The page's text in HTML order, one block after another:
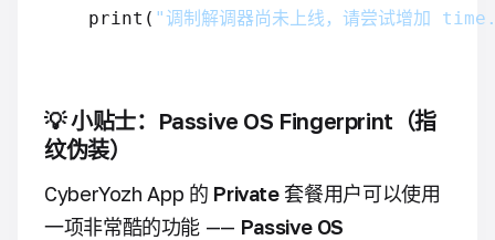
print( "调制解调器尚未上线，请尝试增加
💡 小贴士：Passive OS Fingerprint（指
纹伪装）
CyberYozh App 的 Private套餐用户可以使用
一项非常酷的功能 —— Passive OS